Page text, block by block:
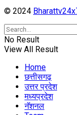
© 2024
No Result
View All Result
Home
छत्तीसगढ़
उत्तर प्रदेश
मध्यप्रदेश
नॅशनल